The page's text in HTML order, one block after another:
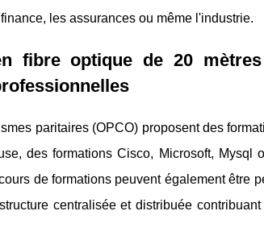
les assurances ou même l'industrie.
fibre optique de 20
paritaires (OPCO) proposent des
des formations Cisco, Microsoft, Mysql
de formations peuvent également être
centralisée et distribuée